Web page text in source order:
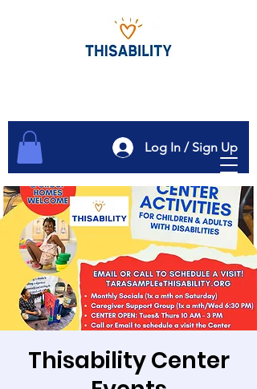
Log In / Sign Up
Thisability Center